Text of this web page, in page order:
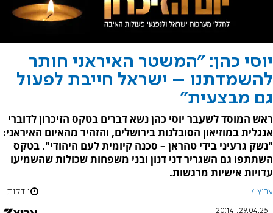
יוסי כהן: "המשטר האיראני חותר
להשמדתנו – ישראל חייבת לפעול
גם מבצעית"
ראש המוסד לשעבר יוסי כהן נשא דברים בטקס הזיכרון לדוברי
אנגלית במוזיאון הסובלנות בירושלים, והזהיר מהאיום האיראני:
"נשק גרעיני בידי טהראן – סכנה קיומית לעם היהודי". בטקס
השתתפו גם השגריר דני דנון ובני משפחות שכולות שהשמיעו
עדויות אישיות מרגשות.
ערוץ 7 1 דקות
29.04.25, 20:14